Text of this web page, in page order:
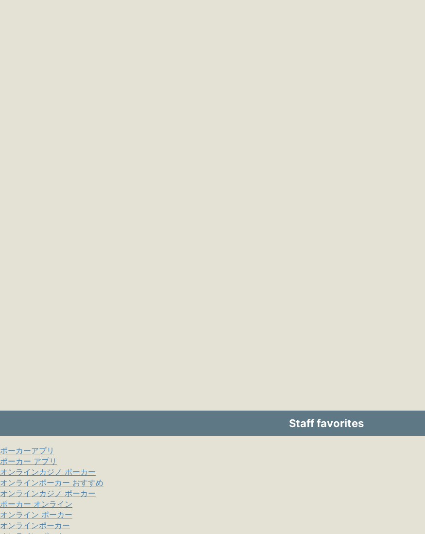
Staff favorites
ポーカーアプリ
ポーカー アプリ
オンラインカジノ ポーカー
オンラインポーカー おすすめ
オンラインカジノ ポーカー
ポーカー オンライン
オンライン ポーカー
オンラインポーカー